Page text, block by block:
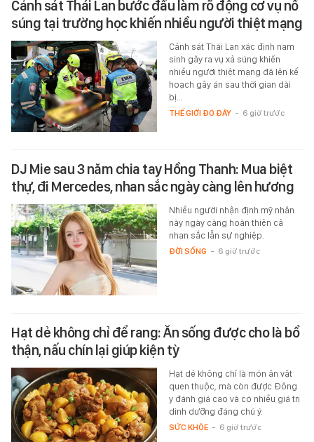
Cảnh sát Thái Lan bước đầu làm rõ động cơ vụ nổ
súng tại trường học khiến nhiều người thiệt mạng
Cảnh sát Thái Lan xác định nam
sinh gây ra vụ xả súng khiến
nhiều người thiệt mạng đã lên kế
hoạch gây án sau thời gian dài
bị…
THẾ GIỚI ĐÓ ĐÂY - 6 giờ trước
DJ Mie sau 3 năm chia tay Hồng Thanh: Mua biệt
thự, đi Mercedes, nhan sắc ngày càng lên hương
Nhiều người nhận định mỹ nhân
này ngày càng hoàn thiện cả
nhan sắc lẫn sự nghiệp.
ĐỜI SỐNG - 6 giờ trước
Hạt dẻ không chỉ để rang: Ăn sống được cho là bổ
thận, nấu chín lại giúp kiện tỳ
Hạt dẻ không chỉ là món ăn vặt
quen thuộc, mà còn được Đông
y đánh giá cao và có nhiều giá trị
dinh dưỡng đáng chú ý.
SỨC KHỎE - 6 giờ trước